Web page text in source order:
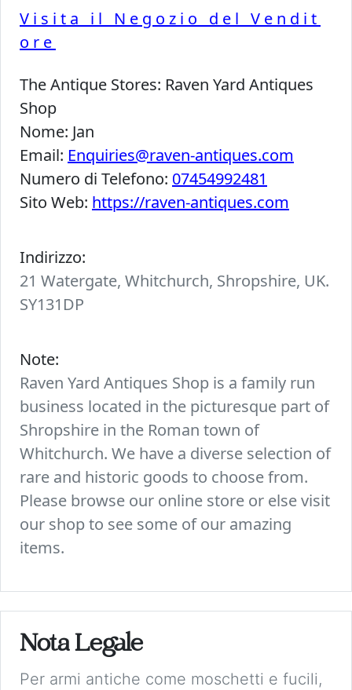
Visita il Negozio del Vendit
ore
The Antique Stores: Raven Yard Antiques
Shop
Nome: Jan
Email: Enquiries@raven-antiques.com
Numero di Telefono: 07454992481
Sito Web: https://raven-antiques.com
Indirizzo:
21 Watergate, Whitchurch, Shropshire, UK.
SY131DP
Note:
Raven Yard Antiques Shop is a family run
business located in the picturesque part of
Shropshire in the Roman town of
Whitchurch. We have a diverse selection of
rare and historic goods to choose from.
Please browse our online store or else visit
our shop to see some of our amazing
items.
Nota Legale
Per armi antiche come moschetti e fucili,